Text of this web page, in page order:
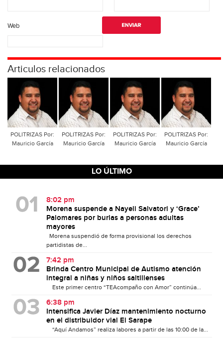
Web
Articulos relacionados
POLITRIZAS Por:
Mauricio García
POLITRIZAS Por:
Mauricio García
POLITRIZAS Por:
Mauricio García
POLITRIZAS Por:
Mauricio García
LO ÚLTIMO
8:02 pm
Morena suspende a Nayeli Salvatori y ‘Grace’
Palomares por burlas a personas adultas
mayores
Morena suspendió de forma provisional los derechos
partidistas de...
7:42 pm
Brinda Centro Municipal de Autismo atención
integral a niñas y niños saltillenses
Este primer centro “TEAcompaño con Amor” continúa...
6:38 pm
Intensifica Javier Díaz mantenimiento nocturno
en el distribuidor vial El Sarape
“Aquí Andamos” realiza labores a partir de las 10:00 de la...